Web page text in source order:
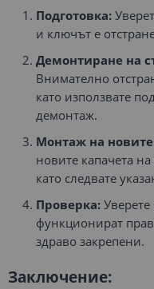
Подготовка:
и ключът е
Демонтиране на
Внимателно
като използвате
демонтаж.
Монтаж на
новите капачета
като следвате
Проверка: Уверете
функционират
здраво закрепени.
Заключение: